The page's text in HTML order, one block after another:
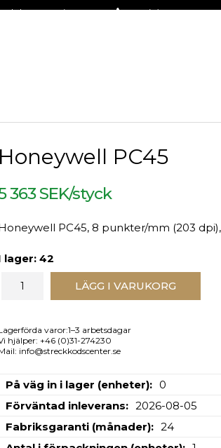
delar av sortimentet +46 (0)31-27 42 30
Honeywell PC45
363 SEK/styck
PC45, 8 punkter/mm (203
lager: 42
LÄGG I VARUKORG
varor:1–3 arbetsdagar
hjälper: +46 (0)31-274230
info@streckkodscenter.se
På väg in i lager (enheter)
0
Förväntad inleverans
2026-08-05
Fabriksgaranti (månader)
24